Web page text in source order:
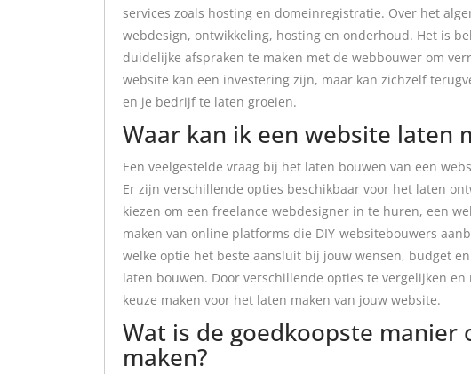
services zoals hosting en domeinregistratie. Over het
webdesign, ontwikkeling, hosting en onderhoud. Het is
duidelijke afspraken te maken met de webbouwer om
website kan een investering zijn, maar kan zichzelf
en je bedrijf te laten groeien.
Waar kan ik een website laten
Een veelgestelde vraag bij het laten bouwen van een
Er zijn verschillende opties beschikbaar voor het laten
kiezen om een freelance webdesigner in te huren, een
maken van online platforms die DIY-websitebouwers
welke optie het beste aansluit bij jouw wensen, budget
laten bouwen. Door verschillende opties te vergelijken
keuze maken voor het laten maken van jouw website.
Wat is de goedkoopste manier
maken?